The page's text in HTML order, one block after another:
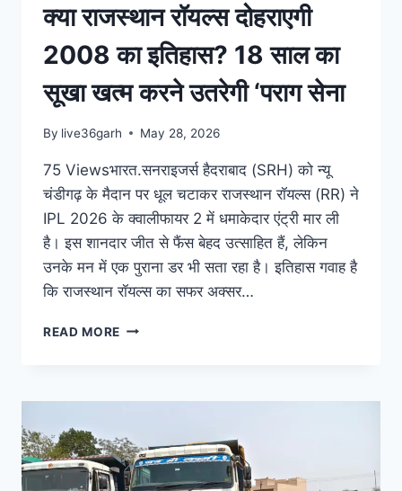
क्या राजस्थान रॉयल्स दोहराएगी
2008 का इतिहास? 18 साल का
सूखा खत्म करने उतरेगी ‘पराग सेना
By live36garh May 28, 2026
75 Viewsभारत.सनराइजर्स हैदराबाद (SRH) को न्यू
चंडीगढ़ के मैदान पर धूल चटाकर राजस्थान रॉयल्स (RR) ने
IPL 2026 के क्वालीफायर 2 में धमाकेदार एंट्री मार ली
है। इस शानदार जीत से फैंस बेहद उत्साहित हैं, लेकिन
उनके मन में एक पुराना डर भी सता रहा है। इतिहास गवाह है
कि राजस्थान रॉयल्स का सफर अक्सर…
READ MORE